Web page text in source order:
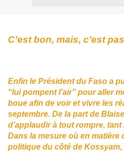
C’est bon, mais, c’est
Enfin le Président du Faso a
“lui pompent l’air” pour aller
boue afin de voir et vivre les
septembre. De la part de
d’applaudir à tout rompre,
Dans la mesure où en matière
politique du côté de Kossyam,